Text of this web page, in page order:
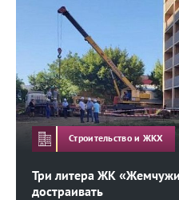
Три литера ЖК
достраивать
Строительство и ЖКХ